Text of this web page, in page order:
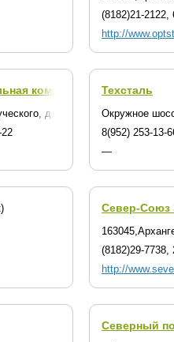
(8182)21-2122,
http://
компания
(г. Архангельск)
д. 25, оф. 1
Техсталь
Окружное
8(952) 253-13-
—
Север-Союз
(8182)29-7738,
http://
Северный